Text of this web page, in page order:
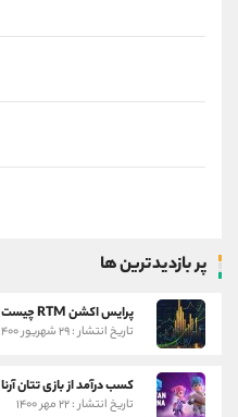
پر بازدیدترین ها
پرایس اکشن RTM چیست؟
تاریخ انتشار : ۲۹ شهریور ۱۴۰۰
کسب درآمد از بازی تتان آرنا
تاریخ انتشار : ۲۲ مهر ۱۴۰۰